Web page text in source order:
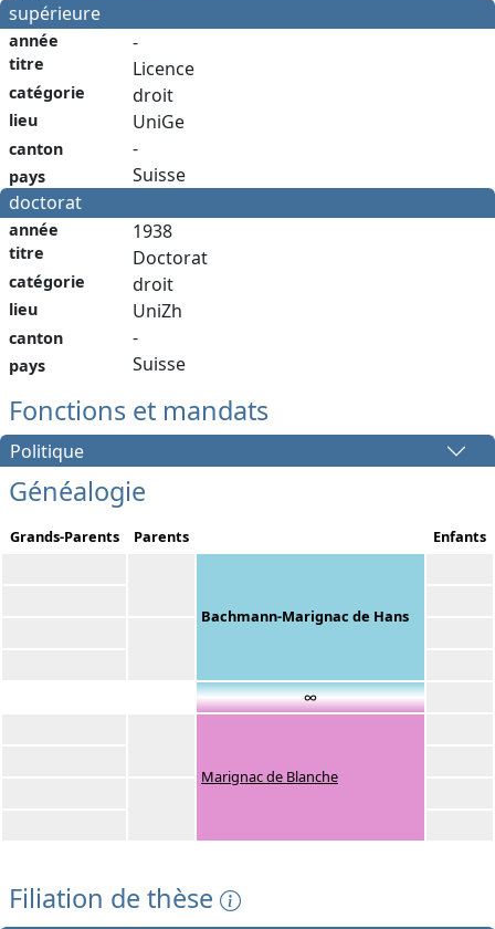
supérieure
année
titre
catégorie
lieu
canton
pays
-
Licence
droit
UniGe
-
Suisse
doctorat
année
titre
catégorie
lieu
canton
pays
1938
Doctorat
droit
UniZh
-
Suisse
Fonctions et mandats
Politique
Généalogie
Grands-Parents Parents Enfants
Bachmann-Marignac de Hans
∞
Marignac de Blanche
Filiation de thèse